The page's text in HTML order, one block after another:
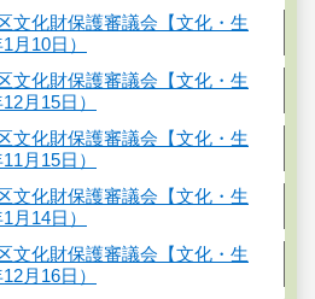
文化財保護審議会【文化・生
月10日）
文化財保護審議会【文化・生
月15日）
文化財保護審議会【文化・生
月15日）
文化財保護審議会【文化・生
月14日）
文化財保護審議会【文化・生
月16日）